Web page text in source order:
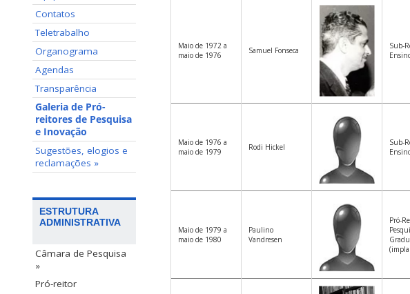
Contatos
Teletrabalho
Organograma
Agendas
Transparência
Galeria de Pró-
reitores de Pesquisa
e Inovação
Sugestões, elogios e
reclamações »
ESTRUTURA
ADMINISTRATIVA
Câmara de Pesquisa
»
Pró-reitor
Maio de 1972 a
maio de 1976
Samuel Fonseca
Sub-
Maio de 1976 a
maio de 1979
Rodi Hickel
Sub-
Maio de 1979 a
maio de 1980
Paulino
Vandresen
Pró-